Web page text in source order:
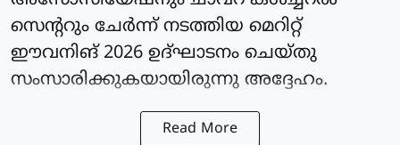
സെന്ററും ചേർന്ന് നടത്തിയ മെറിറ്റ്
ഈവനിങ് 2026 ഉദ്ഘാടനം ചെയ്തു
സംസാരിക്കുകയായിരുന്നു അദ്ദേഹം.
Read More